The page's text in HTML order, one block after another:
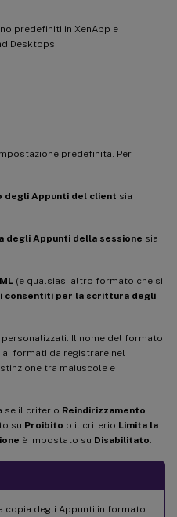
predefiniti in XenApp e
Desktops:
predefinita. Per
degli Appunti del client sia
degli Appunti della sessione sia
(e qualsiasi altro formato che si
consentiti per la scrittura degli
Il nome del formato
formati da registrare nel
tra maiuscole e
se il criterio Reindirizzamento
su Proibito o il criterio Limita la
è impostato su Disabilitato
copia degli Appunti in formato